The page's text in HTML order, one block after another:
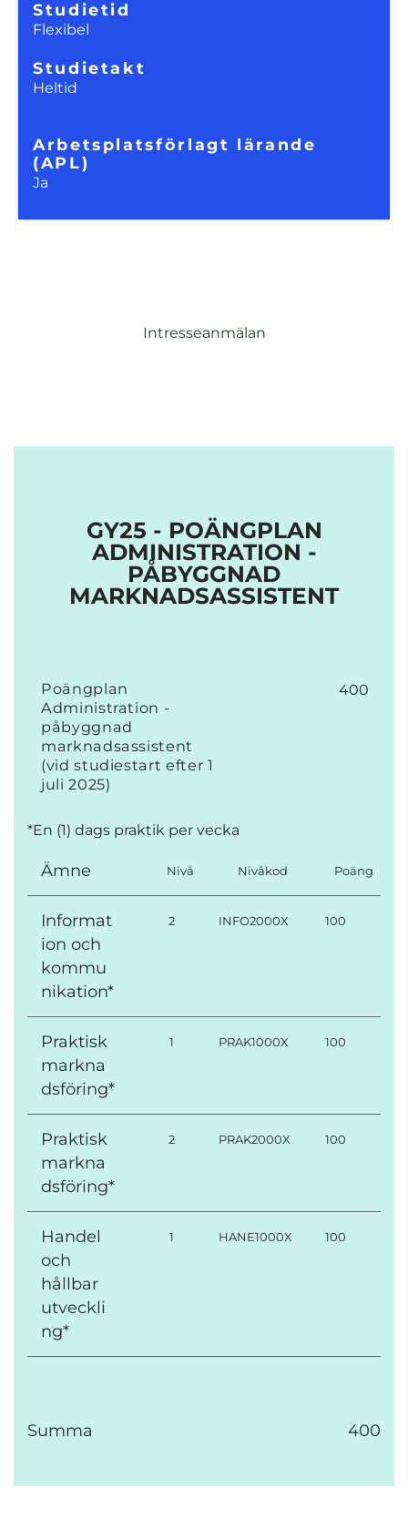
Studietid
Flexibel
Studietakt
Heltid
Arbetsplatsförlagt lärande
(APL)
Ja
Intresseanmälan
GY25 - POÄNGPLAN
ADMINISTRATION -
PÅBYGGNAD
MARKNADSASSISTENT
Poängplan
Administration -
påbyggnad
marknadsassistent
(vid studiestart efter 1
juli 2025)
400
*En (1) dags praktik per vecka
Ämne Nivå Nivåkod Poäng
Informat
ion och
kommu
nikation*
2 INFO2000X 100
Praktisk
markna
dsföring*
1 PRAK1000X 100
Praktisk
markna
dsföring*
2 PRAK2000X 100
Handel
och
hållbar
utveckli
ng*
1 HANE1000X 100
Summa 400